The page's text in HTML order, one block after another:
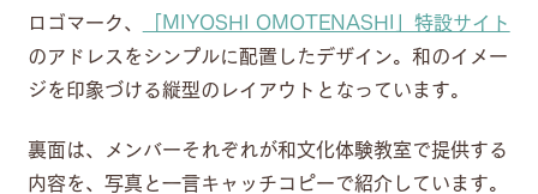
ロゴマーク、
「MIYOSHI OMOTENASHI」特設サイト
のアドレスをシンプルに配置したデザイン。和のイメー
ジを印象づける縦型のレイアウトとなっています。
裏面は、メンバーそれぞれが和文化体験教室で提供する
内容を、写真と一言キャッチコピーで紹介しています。